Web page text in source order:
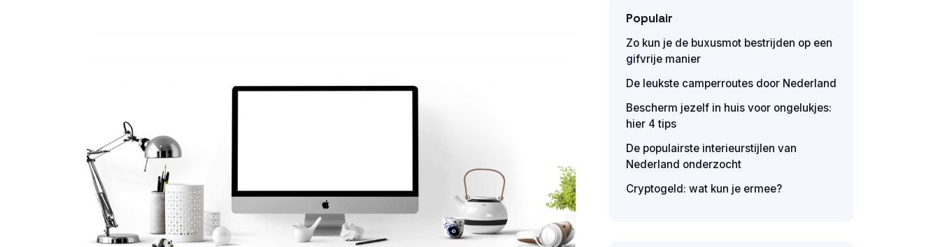
Populair
Zo kun je de buxusmot bestrijden op een
gifvrije manier
De leukste camperroutes door Nederland
Bescherm jezelf in huis voor ongelukjes:
hier 4 tips
De populairste interieurstijlen van
Nederland onderzocht
Cryptogeld: wat kun je ermee?